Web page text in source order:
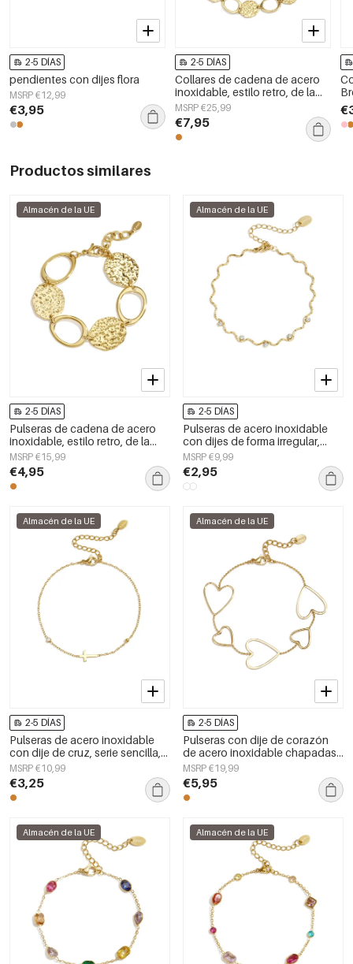
2-5 DÍAS
pendientes con dijes flora
MSRP €12,99
€3,95
2-5 DÍAS
Collares de cadena de acero
inoxidable, estilo retro, de la
serie clásica para mujer.
MSRP €25,99
€7,95
Productos similares
Almacén de la UE
2-5 DÍAS
Pulseras de cadena de acero
inoxidable, estilo retro, de la
serie clásica para mujer.
MSRP €15,99
€4,95
Almacén de la UE
2-5 DÍAS
Pulseras de acero inoxidable
con dijes de forma irregular,
sencillas, de la serie Simple
Daily, joyería para mujer
MSRP €9,99
€2,95
Almacén de la UE
2-5 DÍAS
Pulseras de acero inoxidable
con dije de cruz, serie sencilla,
joyería para mujer
MSRP €10,99
€3,25
Almacén de la UE
2-5 DÍAS
Pulseras con dije de corazón
de acero inoxidable chapadas
en oro de 14 quilates, serie
sencilla para el día a día, joyería
para mujer
MSRP €19,99
€5,95
Almacén de la UE Almacén de la UE